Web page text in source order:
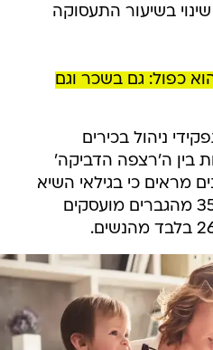
בשיעור התעסוקה
כפול: גם בשכר וגם
ניהול בכירים
בין ה'רצפה הדביקה'
מראים כי בגילאי השיא
של הקריירה (45-54), 35% מהגברים מועסקים